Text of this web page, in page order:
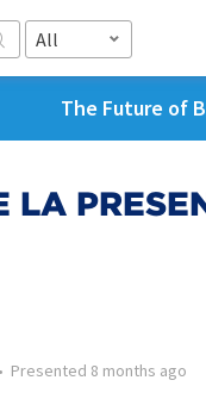
All
The Future of
LA
• Presented 8 months ago